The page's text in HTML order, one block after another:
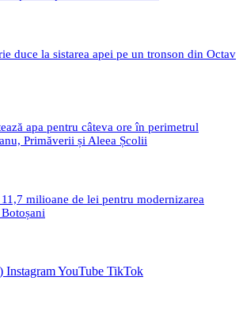
duce la sistarea apei pe un tronson din Octav
apa pentru câteva ore în perimetrul
Primăverii și Aleea Școlii
milioane de lei pentru modernizarea
InstagramYouTube TikTok